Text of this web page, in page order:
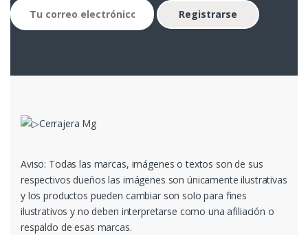
Aviso: Todas las marcas, imágenes o textos son de sus
respectivos dueños las imágenes son únicamente ilustrativas
y los productos pueden cambiar son solo para fines
ilustrativos y no deben interpretarse como una afiliación o
respaldo de esas marcas.